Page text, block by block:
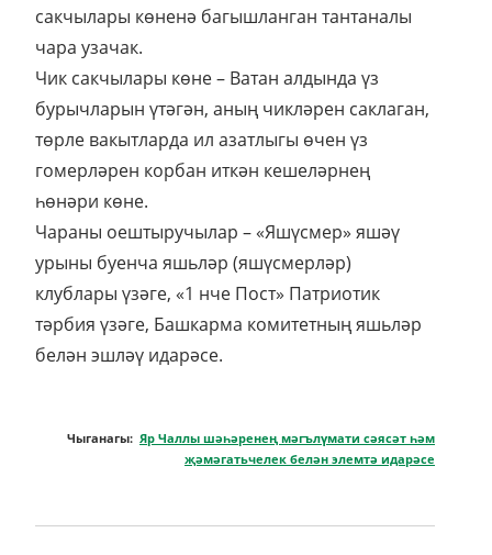
сакчылары көненә багышланган тантаналы
чара узачак.
Чик сакчылары көне – Ватан алдында үз
бурычларын үтәгән, аның чикләрен саклаган,
төрле вакытларда ил азатлыгы өчен үз
гомерләрен корбан иткән кешеләрнең
һөнәри көне.
Чараны оештыручылар – «Яшүсмер» яшәү
урыны буенча яшьләр (яшүсмерләр)
клублары үзәге, «1 нче Пост» Патриотик
тәрбия үзәге, Башкарма комитетның яшьләр
белән эшләү идарәсе.
Чыганагы: Яр Чаллы шәһәренең мәгълүмати сәясәт һәм
җәмәгатьчелек белән элемтә идарәсе